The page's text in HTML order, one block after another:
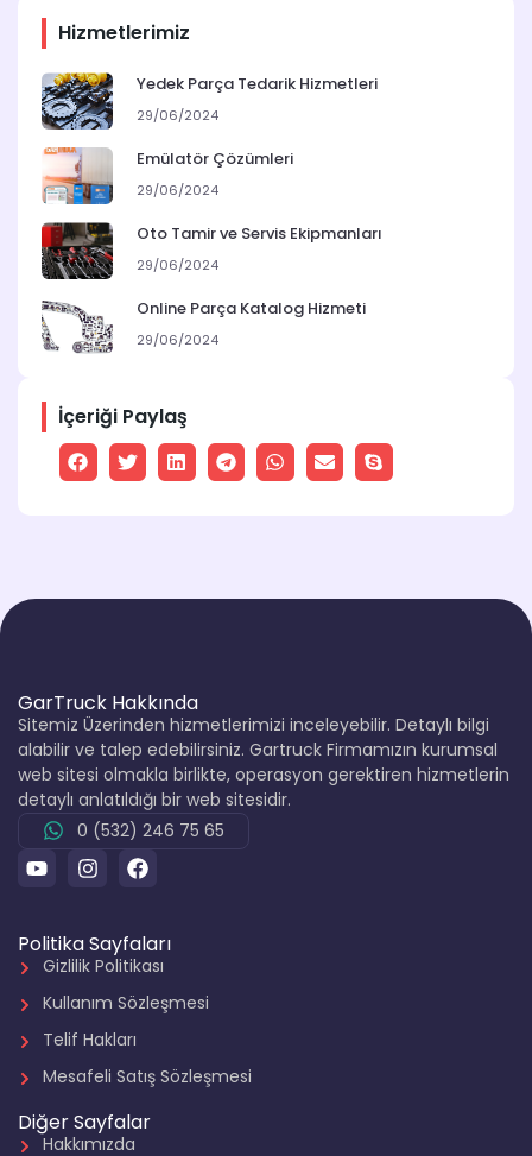
Hizmetlerimiz
Yedek Parça Tedarik Hizmetleri
29/06/2024
Emülatör Çözümleri
29/06/2024
Oto Tamir ve Servis Ekipmanları
29/06/2024
Online Parça Katalog Hizmeti
29/06/2024
İçeriği Paylaş
GarTruck Hakkında
Sitemiz Üzerinden hizmetlerimizi inceleyebilir. Detaylı bilgi
alabilir ve talep edebilirsiniz. Gartruck Firmamızın kurumsal
web sitesi olmakla birlikte, operasyon gerektiren hizmetlerin
detaylı anlatıldığı bir web sitesidir.
0 (532) 246 75 65
Politika Sayfaları
Gizlilik Politikası
Kullanım Sözleşmesi
Telif Hakları
Mesafeli Satış Sözleşmesi
Diğer Sayfalar
Hakkımızda